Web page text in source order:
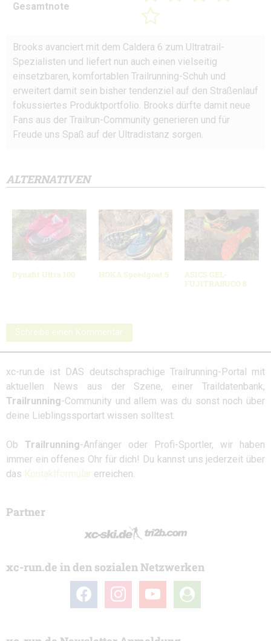
Gesamtnote
Brooks avanciert mit dem Caldera 6 zum Ultratrail-
Spezialisten und liefert nun auch einen vielseitig
einsetzbaren, komfortablen Trailrunning-Schuh und
erweitert damit sein bisher tendenziel auf den Straßenlauf
fokussiertes Produktportfolio. Brooks dürfte damit neue
Fans aus der Trailrun-Community generieren und für
Freude uns Spaß auf der Ultradistanz sorgen.
ALTERNATIVEN
Dynafit Ultra 100 HOKA Speedgoat 5
ASICS GEL-
FUJITRABUCO 8
Schreibe einen Kommentar
xc-run.de ist DAS deutschsprachige Trailrunning-Portal mit
aktuellen News aus der Szene, einer Traildatenbank,
Trailrunning-Community und allem was du sonst noch über
deine Lieblingssportart wissen solltest.
Ob Trailrunning-Anfänger oder Profi-Sportler, wir haben
immer ein offenes Ohr für dich! Du kannst uns jederzeit über
das Kontaktformular erreichen.
Partner
xc-run.de in den sozialen Netzwerken
facebook instagramyoutube
user-
circle